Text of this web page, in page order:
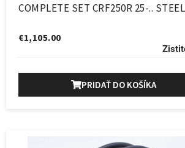
COMPLETE SET CRF250R 25-..
€1,105.00
PRIDAŤ DO KOŠÍKA